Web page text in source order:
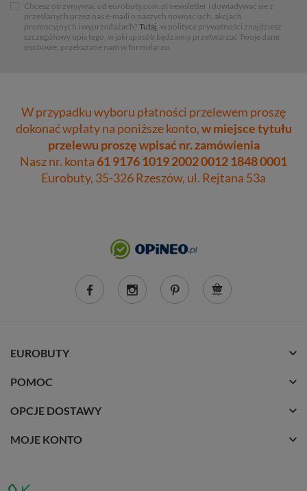
Chcesz otrzymywać od eurobuty.com.pl newsletter i dowiadywać sie z
przesłanych przez nas e-maili o naszych nowościach, akcjach
promocyjnych i wyprzedażach? Tutaj, w polityce prywatności znajdziesz
szczegółowy opis tego, w jaki sposób będziemy przetwarzać Twoje dane
osobowe, przekazane nam w formularzu.
W przypadku wyboru płatności przelewem proszę
dokonać wpłaty na poniższe konto,w miejsce tytułu
przelewu proszę wpisać nr. zamówienia
Nasz nr. konta61 9176 1019 2002 0012 1848 0001
Eurobuty, 35-326 Rzeszów, ul. Rejtana 53a
EUROBUTY
POMOC
OPCJE DOSTAWY
MOJE KONTO